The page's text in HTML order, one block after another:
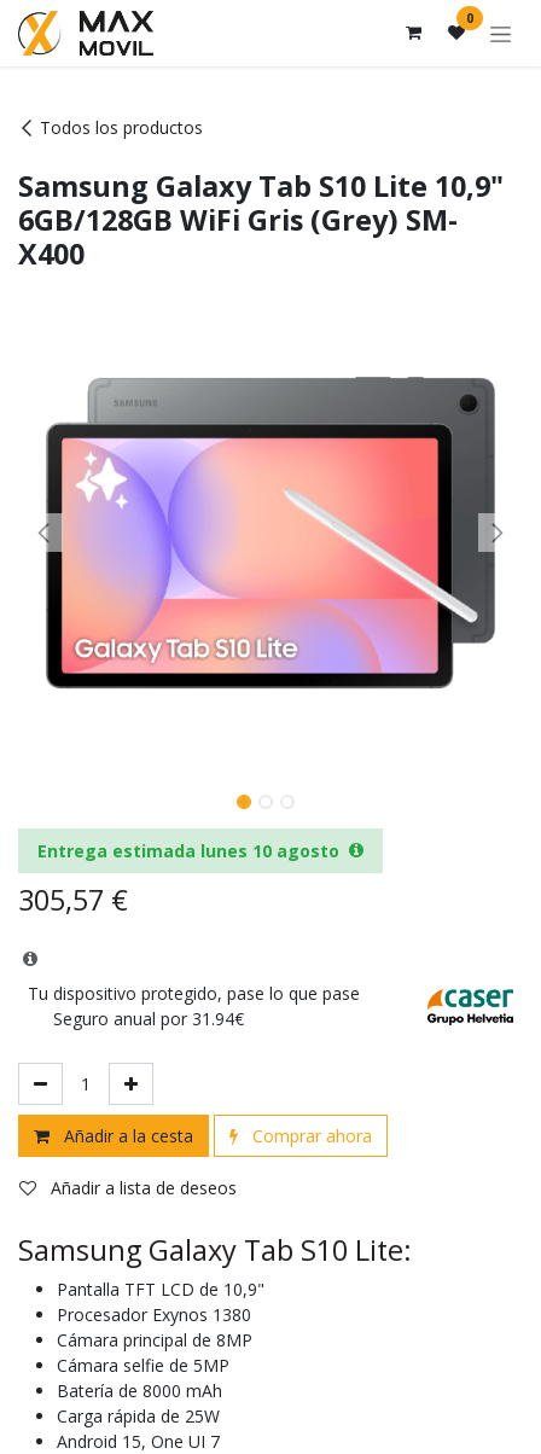
Ir al contenido 0
Todos los productos
Samsung Galaxy Tab S10 Lite 10,9"
6GB/128GB WiFi Gris (Grey) SM-
X400
Entrega estimada lunes 10 agosto
305,57 €
Tu dispositivo protegido, pase lo que pase
Seguro anual por 31.94€
Añadir a la cesta Comprar ahora
Añadir a lista de deseos
Samsung Galaxy Tab S10 Lite:
Pantalla TFT LCD de 10,9"
Procesador Exynos 1380
Cámara principal de 8MP
Cámara selfie de 5MP
Batería de 8000 mAh
Carga rápida de 25W
Android 15, One UI 7